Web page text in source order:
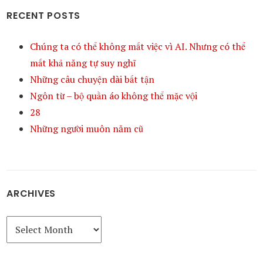
RECENT POSTS
Chúng ta có thể không mất việc vì AI. Nhưng có thể
mất khả năng tự suy nghĩ
Những câu chuyện dài bất tận
Ngôn từ – bộ quần áo không thể mặc vội
28
Những người muôn năm cũ
ARCHIVES
Archives